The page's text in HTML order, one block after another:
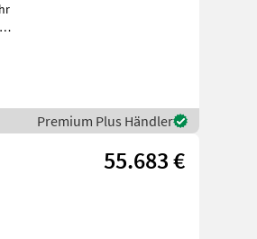
Premium Plus Händler
55.683 €